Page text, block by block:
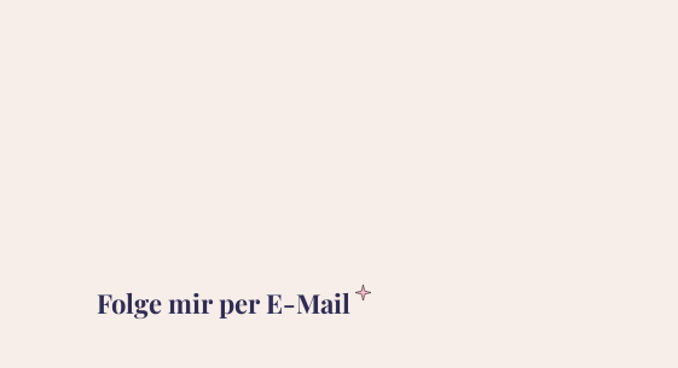
Folge mir per E-Mail